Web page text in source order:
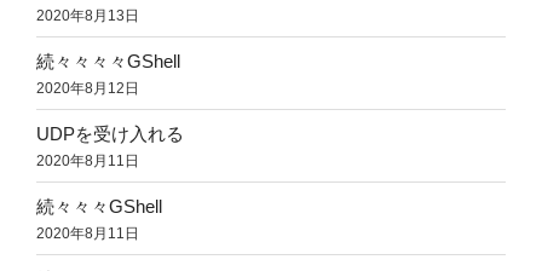
2020年8月13日
続々々々々GShell
2020年8月12日
UDPを受け入れる
2020年8月11日
続々々々GShell
2020年8月11日